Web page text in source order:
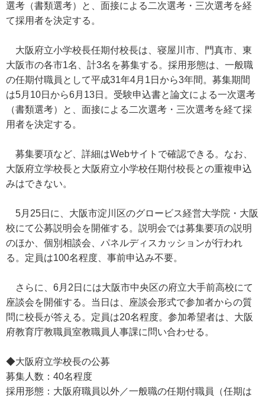
選考（書類選考）と、面接による二次選考・三次選考を経
て採用者を決定する。
大阪府立小学校長任期付校長は、寝屋川市、門真市、東
大阪市の各市1名、計3名を募集する。採用形態は、一般職
の任期付職員として平成31年4月1日から3年間。募集期間
は5月10日から6月13日。受験申込書と論文による一次選考
（書類選考）と、面接による二次選考・三次選考を経て採
用者を決定する。
募集要項など、詳細はWebサイトで確認できる。なお、
大阪府立学校長と大阪府立小学校任期付校長との重複申込
みはできない。
5月25日に、大阪市淀川区のグロービス経営大学院・大阪
校にて公募説明会を開催する。説明会では募集要項の説明
のほか、個別相談会、パネルディスカッションが行われ
る。定員は100名程度、事前申込み不要。
さらに、6月2日には大阪市中央区の府立大手前高校にて
座談会を開催する。当日は、座談会形式で参加者からの質
問に校長が答える。定員は20名程度。参加希望者は、大阪
府教育庁教職員室教職員人事課に問い合わせる。
◆大阪府立学校長の公募
募集人数：40名程度
採用形態：大阪府職員以外／一般職の任期付職員（任期は